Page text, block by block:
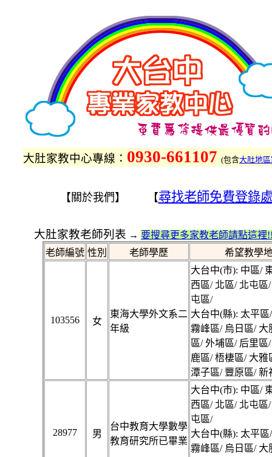
大肚家教中心專線： 0930-661107 (包含大肚地
【關於我們】 【尋找老師免費登錄
大肚家教老師列表 → 要搜尋更多家教老師請點這裡
老師編號 性別 老師學歷 希望教學
103556 女
東海大學外文系二
年級
大台中(市): 中區/
西區/ 北區/ 北屯區
屯區/
大台中(縣): 太平區
霧峰區/ 烏日區/ 大
區/ 外埔區/ 后里區
鹿區/ 梧棲區/ 大雅
潭子區/ 豐原區/ 新
28977 男
台中教育大學數學
教育研究所已畢業
大台中(市): 中區/
西區/ 北區/ 北屯區
屯區/
大台中(縣): 太平區
霧峰區/ 烏日區/ 大